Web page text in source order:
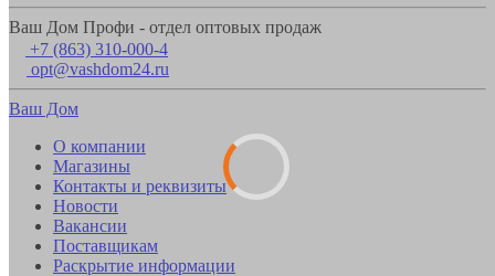
Ваш Дом Профи - отдел оптовых продаж
+7 (863) 310-000-4
opt@vashdom24.ru
Ваш Дом
О компании
Магазины
Контакты и реквизиты
Новости
Вакансии
Поставщикам
Раскрытие информации